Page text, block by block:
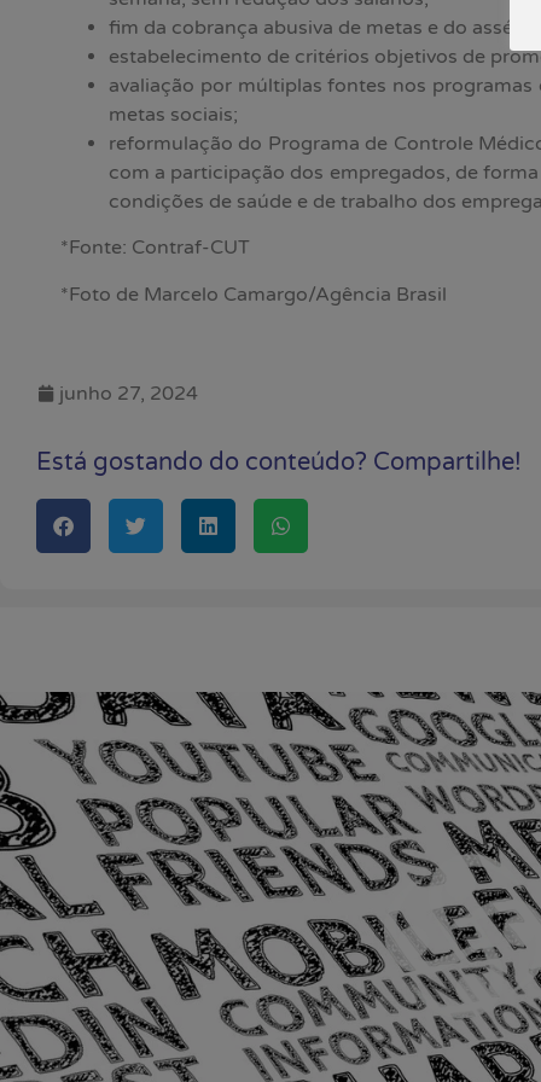
fim da cobrança abusiva de metas e do assédio
estabelecimento de critérios objetivos de
avaliação por múltiplas fontes nos
metas sociais;
reformulação do Programa de Controle
com a participação dos empregados, de
condições de saúde e de trabalho dos
*Fonte: Contraf-CUT
*Foto de Marcelo Camargo/Agência Brasil
junho 27, 2024
Está gostando do conteúdo? Compartilhe!